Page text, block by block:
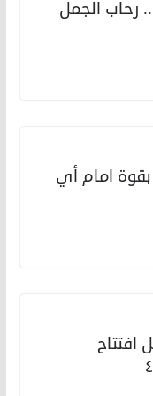
رحاب الجمل
امام أي